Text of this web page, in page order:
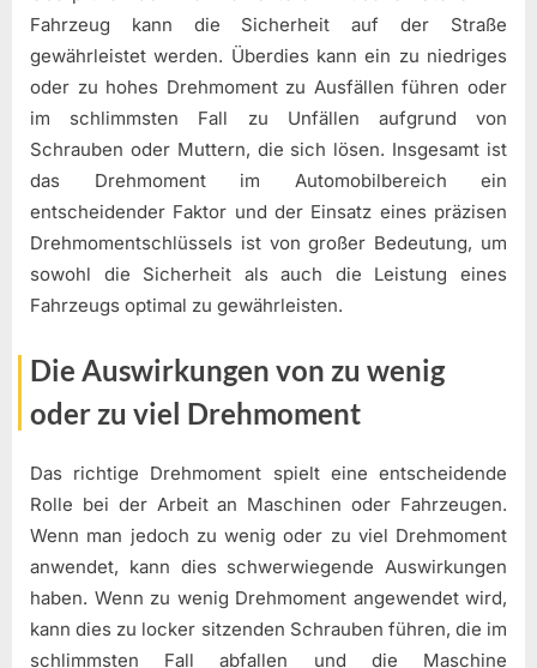
Fahrzeug kann die Sicherheit auf der Straße
gewährleistet werden. Überdies kann ein zu niedriges
oder zu hohes Drehmoment zu Ausfällen führen oder
im schlimmsten Fall zu Unfällen aufgrund von
Schrauben oder Muttern, die sich lösen. Insgesamt ist
das Drehmoment im Automobilbereich ein
entscheidender Faktor und der Einsatz eines präzisen
Drehmomentschlüssels ist von großer Bedeutung, um
sowohl die Sicherheit als auch die Leistung eines
Fahrzeugs optimal zu gewährleisten.
Die Auswirkungen von zu wenig
oder zu viel Drehmoment
Das richtige Drehmoment spielt eine entscheidende
Rolle bei der Arbeit an Maschinen oder Fahrzeugen.
Wenn man jedoch zu wenig oder zu viel Drehmoment
anwendet, kann dies schwerwiegende Auswirkungen
haben. Wenn zu wenig Drehmoment angewendet wird,
kann dies zu locker sitzenden Schrauben führen, die im
schlimmsten Fall abfallen und die Maschine